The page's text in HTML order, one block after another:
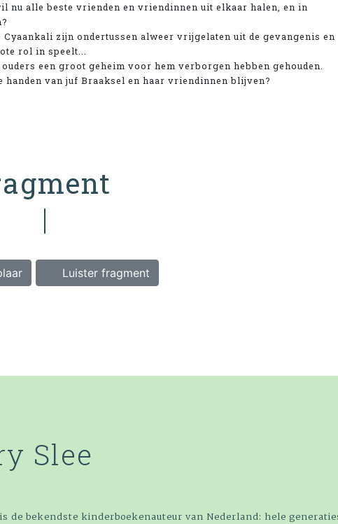
nu alle beste vrienden en vriendinnen uit elkaar halen, en in
zijn ondertussen alweer vrijgelaten uit de gevangenis en
rol in speelt...
een groot geheim voor hem verborgen hebben gehouden.
van juf Braaksel en haar vriendinnen blijven?
Luister fragment
Slee
is de bekendste kinderboekenauteur van Nederland: hele